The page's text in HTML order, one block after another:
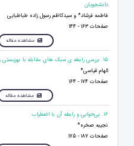
دانشجویان
فاطمه فرشاد* و سیدکاظم رسول زاده طباطبایی
صفحات 163 - 144
مشاهده مقاله
15. بررسی رابطه ی سبک های مقابله با بهزیستی روانشناختی مادران دارای فرزندان کم توان ذهنی
الهام قیاسی*
صفحات 174 - 164
مشاهده مقاله
16. بی‌خوابی و رابطه آن با اضطراب
نجیبه صخره*
صفحات 187 - 175